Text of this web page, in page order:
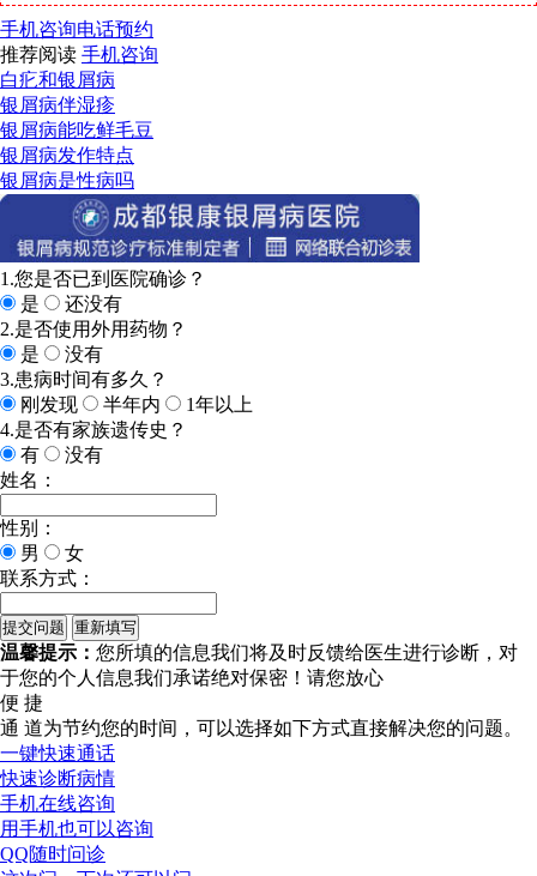
手机咨询电话预约
推荐阅读 手机咨询
白疕和银屑病
银屑病伴湿疹
银屑病能吃鲜毛豆
银屑病发作特点
银屑病是性病吗
1.您是否已到医院确诊？
是
还没有
2.是否使用外用药物？
是
没有
3.患病时间有多久？
刚发现
半年内
1年以上
4.是否有家族遗传史？
有
没有
姓名：
性别：
男
女
联系方式：
温馨提示： 您所填的信息我们将及时反馈给医生进行诊断，对
于您的个人信息我们承诺绝对保密！请您放心
便 捷
通 道为节约您的时间，可以选择如下方式直接解决您的问题。
一键快速通话
快速诊断病情
手机在线咨询
用手机也可以咨询
QQ随时问诊